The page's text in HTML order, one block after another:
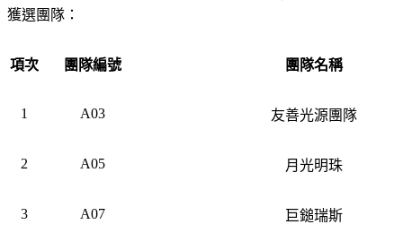
獲選團隊：
項次 團隊編號 團隊名稱
1 A03 友善光源團隊
2 A05 月光明珠
3 A07 巨鎚瑞斯